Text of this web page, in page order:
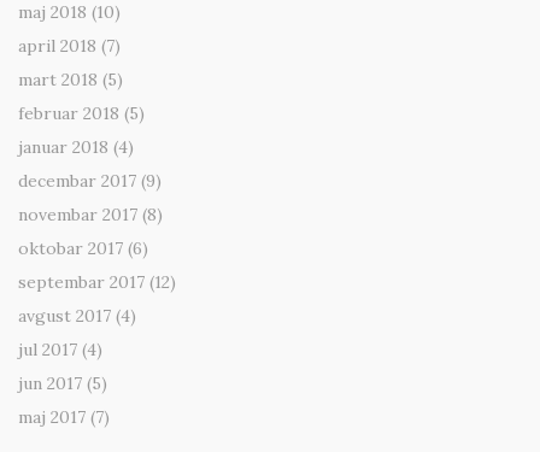
maj 2018 (10)
april 2018 (7)
mart 2018 (5)
februar 2018 (5)
januar 2018 (4)
decembar 2017 (9)
novembar 2017 (8)
oktobar 2017 (6)
septembar 2017 (12)
avgust 2017 (4)
jul 2017 (4)
jun 2017 (5)
maj 2017 (7)